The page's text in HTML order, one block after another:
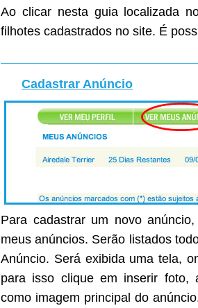
Ao clicar nesta guia localizada
filhotes cadastrados no site. É
Cadastrar Anúncio
Para cadastrar um novo anúncio,
meus anúncios. Serão listados
Anúncio. Será exibida uma tela,
para isso clique em inserir
como imagem principal do